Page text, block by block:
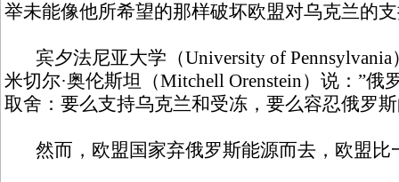
举未能像他所希望的那样破坏欧盟对乌克兰的
宾夕法尼亚大学（University of Pennsylvania
米切尔·奥伦斯坦（Mitchell Orenstein）说：”俄
取舍：要么支持乌克兰和受冻，要么容忍俄罗
然而，欧盟国家弃俄罗斯能源而去，欧盟比